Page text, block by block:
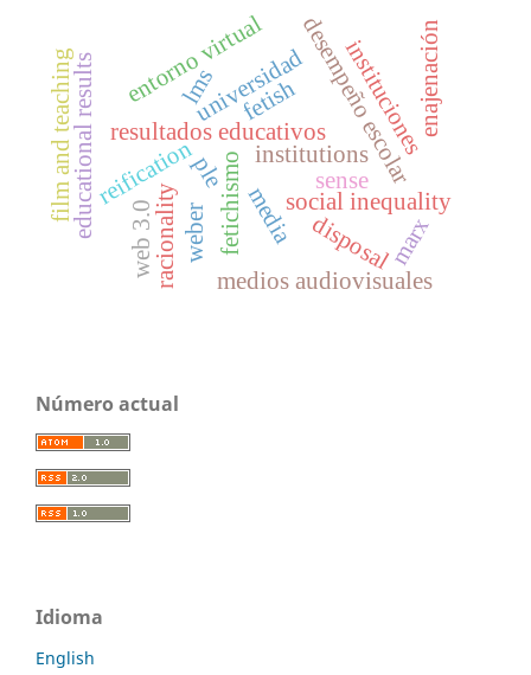
universidad
fetichismo
resultados educativosdesempeño escolar
social inequality
racionalityweber
institutionsinstituciones
fetish
disposal
reification
enajenación
marx
educational results media
film and teaching
medios audiovisuales
ple
lms
entorno virtual
web 3.0
sense
Número actual
Idioma
English